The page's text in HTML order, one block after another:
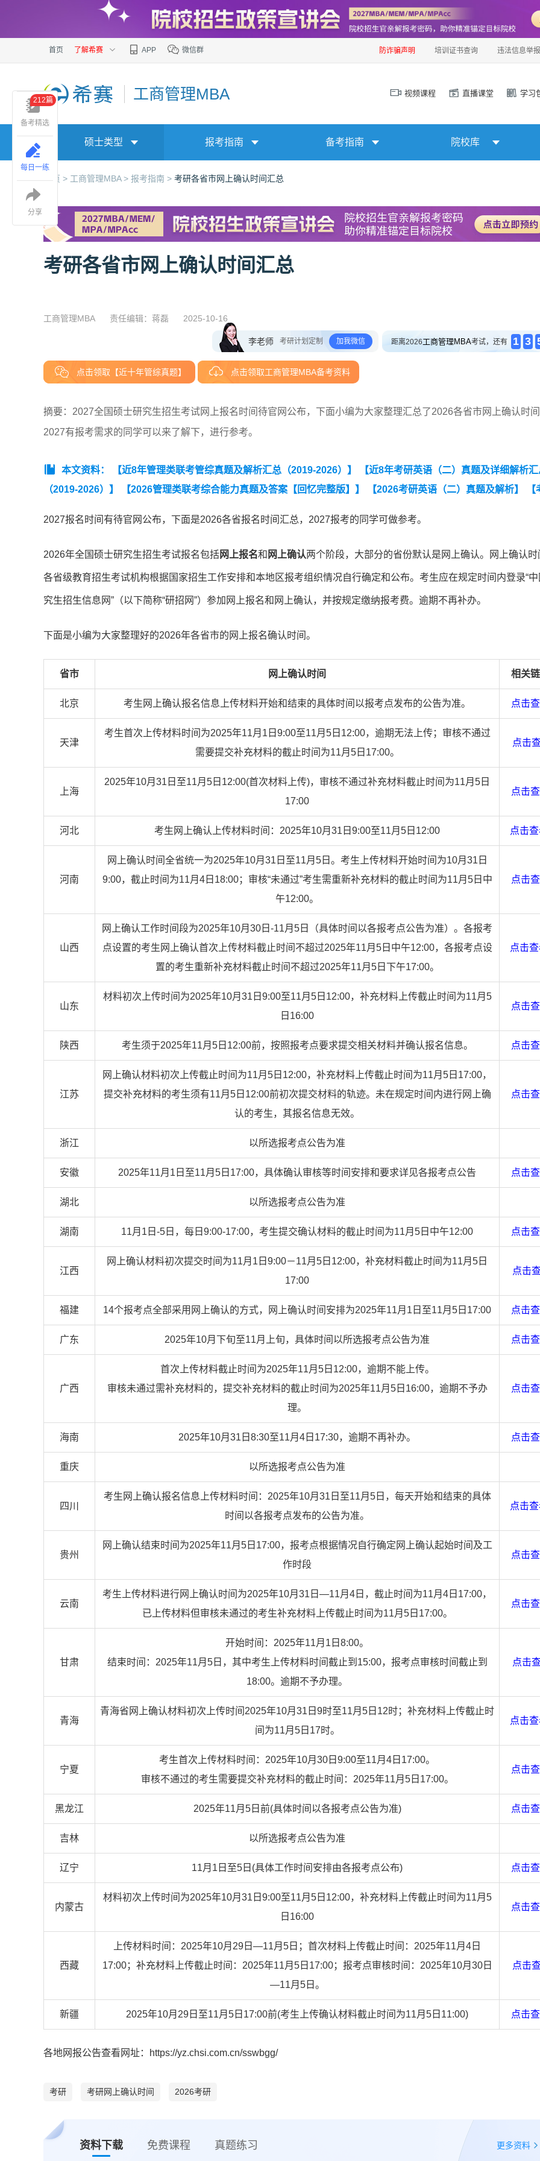
首页 了解希赛 APP 微信群 防诈骗声明 培训证书查询 违法信息举报
工商管理MBA 视频课程 直播课堂 学习
硕士类型 报考指南 备考指南 院校库
首页 > 工商管理MBA > 报考指南 > 考研各省市网上确认时间汇总
考研各省市网上确认时间汇总
工商管理MBA 责任编辑：蒋磊 2025-10-16
李老师 考研计划定制 加我微信 距离2026工商管理MBA考试，还有 1 3
点击领取【近十年管综真题】 点击领取工商管理MBA备考资料
摘要：2027全国硕士研究生招生考试网上报名时间待官网公布，下面小编为大家整理汇总了2026各省市网上确认时间
2027有报考需求的同学可以来了解下，进行参考。
本文资料： 【近8年管理类联考管综真题及解析汇总（2019-2026）】
【近8年考研英语（二）真题及详细解析
（2019-2026）】
【2026管理类联考综合能力真题及答案【回忆完整版】】 【2026考研英语（二）真题及解析】
2027报名时间有待官网公布，下面是2026各省报名时间汇总，2027报考的同学可做参考。
2026年全国硕士研究生招生考试报名包括网上报名和 网上确认两个阶段，大部分的省份默认是网上确认。网上确认时
各省级教育招生考试机构根据国家招生工作安排和本地区报考组织情况自行确定和公布。考生应在规定时间内登录“
究生招生信息网”（以下简称“研招网”）参加网上报名和网上确认，并按规定缴纳报考费。逾期不再补办。
下面是小编为大家整理好的2026年各省市的网上报名确认时间。
省市 网上确认时间 相关
北京 考生网上确认报名信息上传材料开始和结束的具体时间以报考点发布的公告为准。 点击
天津
考生首次上传材料时间为2025年11月1日9:00至11月5日12:00，逾期无法上传；审核不通过
需要提交补充材料的截止时间为11月5日17:00。
点击
上海
2025年10月31日至11月5日12:00(首次材料上传)，审核不通过补充材料截止时间为11月5日
17:00
点击
河北 考生网上确认上传材料时间：2025年10月31日9:00至11月5日12:00 点击
河南
网上确认时间全省统一为2025年10月31日至11月5日。考生上传材料开始时间为10月31日
9:00，截止时间为11月4日18:00；审核“未通过”考生需重新补充材料的截止时间为11月5日中
午12:00。
点击
山西
网上确认工作时间段为2025年10月30日-11月5日（具体时间以各报考点公告为准）。各报考
点设置的考生网上确认首次上传材料截止时间不超过2025年11月5日中午12:00，各报考点设
置的考生重新补充材料截止时间不超过2025年11月5日下午17:00。
点击
山东
材料初次上传时间为2025年10月31日9:00至11月5日12:00，补充材料上传截止时间为11月5
日16:00
点击
陕西 考生须于2025年11月5日12:00前，按照报考点要求提交相关材料并确认报名信息。 点击
江苏
网上确认材料初次上传截止时间为11月5日12:00，补充材料上传截止时间为11月5日17:00，
提交补充材料的考生须有11月5日12:00前初次提交材料的轨迹。未在规定时间内进行网上确
认的考生，其报名信息无效。
点击
浙江 以所选报考点公告为准
安徽 2025年11月1日至11月5日17:00，具体确认审核等时间安排和要求详见各报考点公告 点击
湖北 以所选报考点公告为准
湖南 11月1日-5日，每日9:00-17:00，考生提交确认材料的截止时间为11月5日中午12:00 点击
江西
网上确认材料初次提交时间为11月1日9:00－11月5日12:00，补充材料截止时间为11月5日
17:00
点击
福建 14个报考点全部采用网上确认的方式，网上确认时间安排为2025年11月1日至11月5日17:00 点击
广东 2025年10月下旬至11月上旬，具体时间以所选报考点公告为准 点击
广西
首次上传材料截止时间为2025年11月5日12:00，逾期不能上传。
审核未通过需补充材料的，提交补充材料的截止时间为2025年11月5日16:00，逾期不予办
理。
点击
海南 2025年10月31日8:30至11月4日17:30，逾期不再补办。 点击
重庆 以所选报考点公告为准
四川
考生网上确认报名信息上传材料时间：2025年10月31日至11月5日，每天开始和结束的具体
时间以各报考点发布的公告为准。
点击
贵州
网上确认结束时间为2025年11月5日17:00，报考点根据情况自行确定网上确认起始时间及工
作时段
点击
云南
考生上传材料进行网上确认时间为2025年10月31日—11月4日，截止时间为11月4日17:00，
已上传材料但审核未通过的考生补充材料上传截止时间为11月5日17:00。
点击
甘肃
开始时间：2025年11月1日8:00。
结束时间：2025年11月5日，其中考生上传材料时间截止到15:00，报考点审核时间截止到
18:00。逾期不予办理。
点击
青海
青海省网上确认材料初次上传时间2025年10月31日9时至11月5日12时；补充材料上传截止时
间为11月5日17时。
点击
宁夏
考生首次上传材料时间：2025年10月30日9:00至11月4日17:00。
审核不通过的考生需要提交补充材料的截止时间：2025年11月5日17:00。
点击
黑龙江 2025年11月5日前(具体时间以各报考点公告为准) 点击
吉林 以所选报考点公告为准
辽宁 11月1日至5日(具体工作时间安排由各报考点公布) 点击
内蒙古
材料初次上传时间为2025年10月31日9:00至11月5日12:00，补充材料上传截止时间为11月5
日16:00
点击
西藏
上传材料时间：2025年10月29日—11月5日；首次材料上传截止时间：2025年11月4日
17:00；补充材料上传截止时间：2025年11月5日17:00；报考点审核时间：2025年10月30日
—11月5日。
点击
新疆 2025年10月29日至11月5日17:00前(考生上传确认材料截止时间为11月5日11:00) 点击
各地网报公告查看网址：https://yz.chsi.com.cn/sswbgg/
考研 考研网上确认时间 2026考研
资料下载 免费课程 真题练习 更多资料
备考精选
212篇
每日一练
分享